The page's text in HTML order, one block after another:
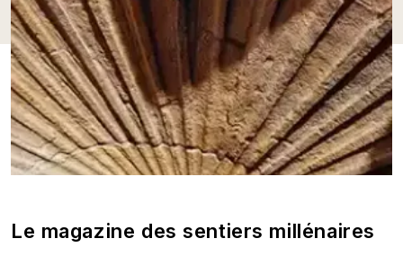
Le magazine des sentiers millénaires